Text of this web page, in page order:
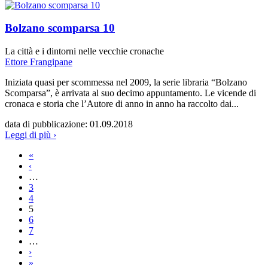
Bolzano scomparsa 10
La città e i dintorni nelle vecchie cronache
Ettore Frangipane
Iniziata quasi per scommessa nel 2009, la serie libraria “Bolzano
Scomparsa”, è arrivata al suo decimo appuntamento. Le vicende di
cronaca e storia che l’Autore di anno in anno ha raccolto dai...
data di pubblicazione: 01.09.2018
Leggi di più ›
Pagine
«
‹
…
3
4
5
6
7
…
›
»